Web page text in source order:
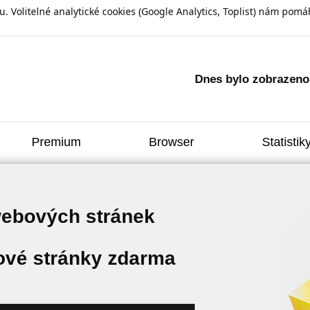
Volitelné analytické cookies (Google Analytics, Toplist) nám
Dnes bylo zobrazeno
Premium Browser
stránek
stránky zdarma